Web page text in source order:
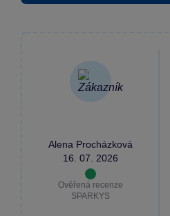
Alena Procházková
16. 07. 2026
Ověřená recenze
SPARKYS